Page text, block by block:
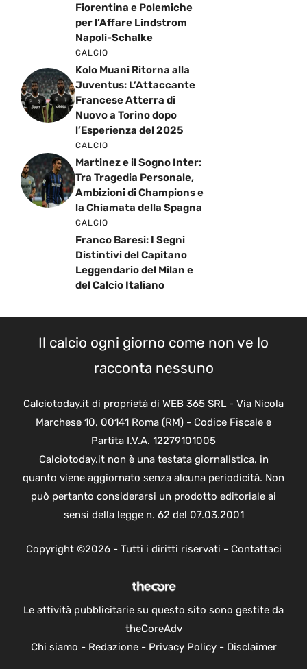
Fiorentina e Polemiche
per l’Affare Lindstrom
Napoli-Schalke
CALCIO
Kolo Muani Ritorna alla
Juventus: L’Attaccante
Francese Atterra di
Nuovo a Torino dopo
l’Esperienza del 2025
CALCIO
Martinez e il Sogno Inter:
Tra Tragedia Personale,
Ambizioni di Champions e
la Chiamata della Spagna
CALCIO
Franco Baresi: I Segni
Distintivi del Capitano
Leggendario del Milan e
del Calcio Italiano
Il calcio ogni giorno come non ve lo
racconta nessuno
Calciotoday.it di proprietà di WEB 365 SRL - Via Nicola
Marchese 10, 00141 Roma (RM) - Codice Fiscale e
Partita I.V.A. 12279101005
Calciotoday.it non è una testata giornalistica, in
quanto viene aggiornato senza alcuna periodicità. Non
può pertanto considerarsi un prodotto editoriale ai
sensi della legge n. 62 del 07.03.2001
Copyright ©2026 - Tutti i diritti riservati - Contattaci
Le attività pubblicitarie su questo sito sono gestite da
theCoreAdv
Chi siamo - Redazione- Privacy Policy- Disclaimer